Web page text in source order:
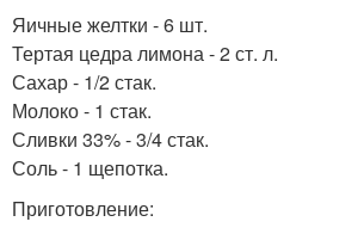
Яичные желтки - 6 шт.
Тертая цедра лимона - 2 ст. л.
Сахар - 1/2 стак.
Молоко - 1 стак.
Сливки 33% - 3/4 стак.
Соль - 1 щепотка.
Приготовление: